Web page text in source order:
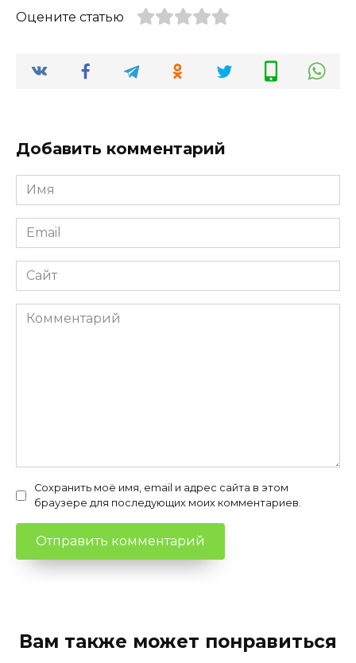
Оцените статью
Добавить комментарий
Имя
*
Email
*
Сайт
Комментарий
Сохранить моё имя, email и адрес сайта в этом
браузере для последующих моих комментариев.
Вам также может понравиться